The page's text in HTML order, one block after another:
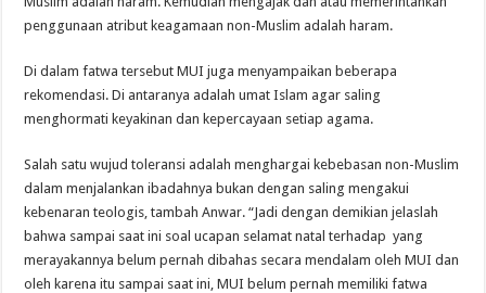
penggunaan atribut keagamaan non-Muslim adalah haram.
Di dalam fatwa tersebut MUI juga menyampaikan beberapa
rekomendasi. Di antaranya adalah umat Islam agar saling
menghormati keyakinan dan kepercayaan setiap agama.
Salah satu wujud toleransi adalah menghargai kebebasan non-Muslim
dalam menjalankan ibadahnya bukan dengan saling mengakui
kebenaran teologis, tambah Anwar. “Jadi dengan demikian jelaslah
bahwa sampai saat ini soal ucapan selamat natal terhadap yang
merayakannya belum pernah dibahas secara mendalam oleh MUI dan
oleh karena itu sampai saat ini, MUI belum pernah memiliki fatwa